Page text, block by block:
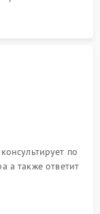
по
а также ответит